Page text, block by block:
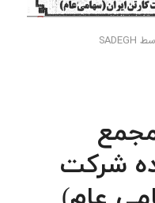
SADEGH
شركت